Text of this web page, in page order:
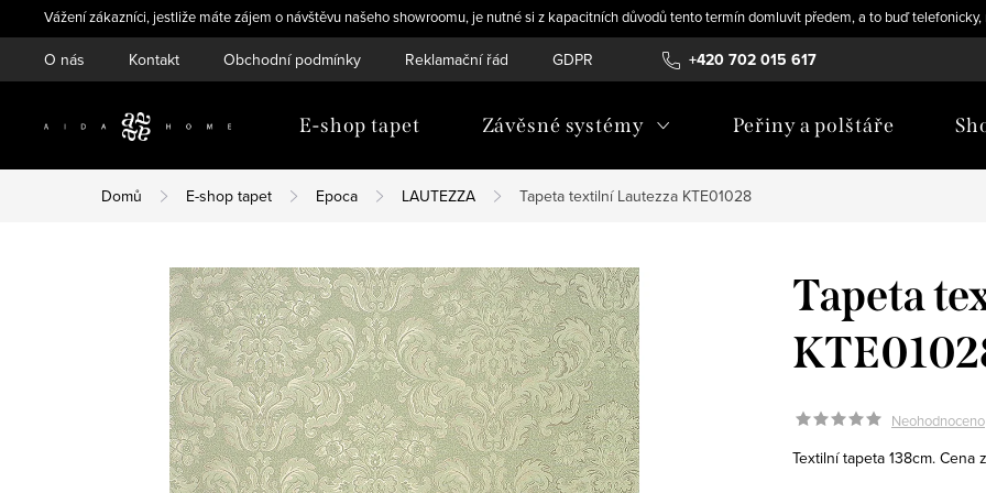
na
obsah
Vážení zákazníci, jestliže máte zájem o návštěvu našeho showroomu, je nutné si z kapacitních důvodů tento termín domluvit předem, a to buď
+420 702 015 617
O nás Kontakt Obchodní podmínky Reklamační řád GDPR
E-shop tapet Závěsné systémy Peřiny a polštáře
Domů E-shop tapet Epoca LAUTEZZA Tapeta textilní Lautezza KTE01028
Tapeta
Neohodnoceno
Textilní tapeta 138cm. Cena